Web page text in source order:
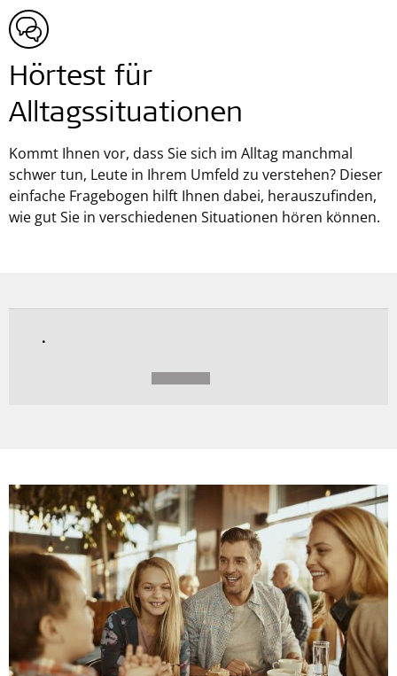
Hörtest für
Alltagssituationen
Kommt Ihnen vor, dass Sie sich im Alltag manchmal
schwer tun, Leute in Ihrem Umfeld zu verstehen? Dieser
einfache Fragebogen hilft Ihnen dabei, herauszufinden,
wie gut Sie in verschiedenen Situationen hören können.